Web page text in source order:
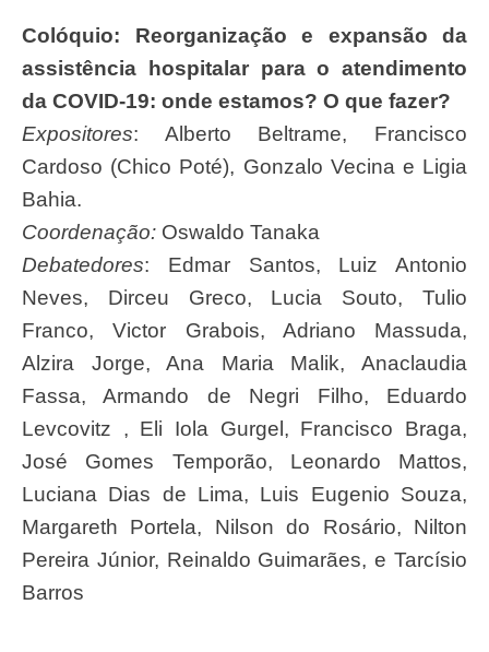
Colóquio: Reorganização e expansão da
assistência hospitalar para o atendimento
da COVID-19: onde estamos? O que fazer?
Expositores: Alberto Beltrame, Francisco
Cardoso (Chico Poté), Gonzalo Vecina e Ligia
Bahia.
Coordenação: Oswaldo Tanaka
Debatedores: Edmar Santos, Luiz Antonio
Neves, Dirceu Greco, Lucia Souto, Tulio
Franco, Victor Grabois, Adriano Massuda,
Alzira Jorge, Ana Maria Malik, Anaclaudia
Fassa, Armando de Negri Filho, Eduardo
Levcovitz , Eli Iola Gurgel, Francisco Braga,
José Gomes Temporão, Leonardo Mattos,
Luciana Dias de Lima, Luis Eugenio Souza,
Margareth Portela, Nilson do Rosário, Nilton
Pereira Júnior, Reinaldo Guimarães, e Tarcísio
Barros